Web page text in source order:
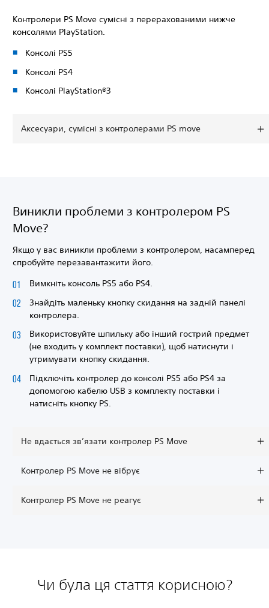
Контролери PS Move сумісні з перерахованими нижче
консолями PlayStation.
Консолі PS5
Консолі PS4
Консолі PlayStation®3
Аксесуари, сумісні з контролерами PS move
Виникли проблеми з контролером PS
Move?
Якщо у вас виникли проблеми з контролером, насамперед
спробуйте перезавантажити його.
Вимкніть консоль PS5 або PS4.
Знайдіть маленьку кнопку скидання на задній панелі
контролера.
Використовуйте шпильку або інший гострий предмет
(не входить у комплект поставки), щоб натиснути і
утримувати кнопку скидання.
Підключіть контролер до консолі PS5 або PS4 за
допомогою кабелю USB з комплекту поставки і
натисніть кнопку PS.
Не вдається зв’язати контролер PS Move
Контролер PS Move не вібрує
Контролер PS Move не реагує
Чи була ця стаття корисною?